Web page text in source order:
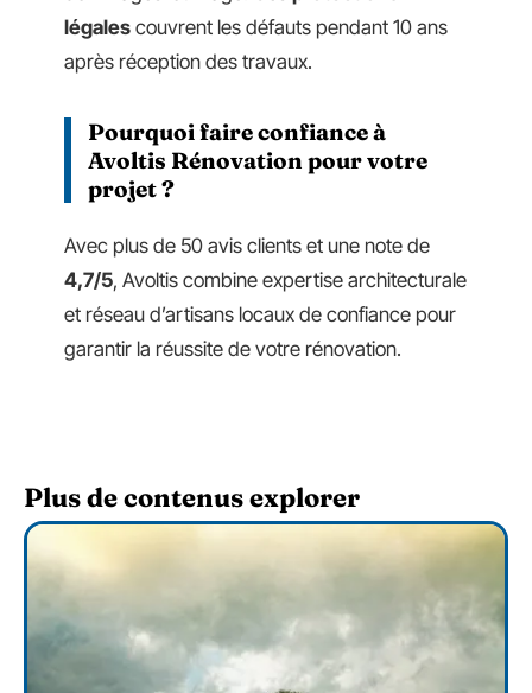
légales couvrent les défauts pendant 10 ans
après réception des travaux.
Pourquoi faire confiance à
Avoltis Rénovation pour votre
projet ?
Avec plus de 50 avis clients et une note de
4,7/5, Avoltis combine expertise architecturale
et réseau d’artisans locaux de confiance pour
garantir la réussite de votre rénovation.
Plus de contenus explorer